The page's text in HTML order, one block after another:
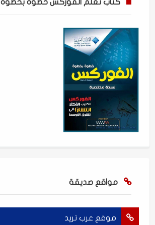
كتاب تعلم الفوركس خطوة بخطوة
مواقع صديقة
موقع عرب تريد